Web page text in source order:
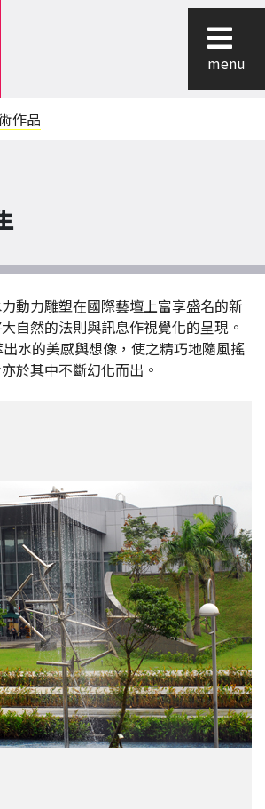
menu
作品
動力雕塑在國際藝壇上富享盛名的新
自然的法則與訊息作視覺化的呈現。
水的美感與想像，使之精巧地隨風搖
於其中不斷幻化而出。